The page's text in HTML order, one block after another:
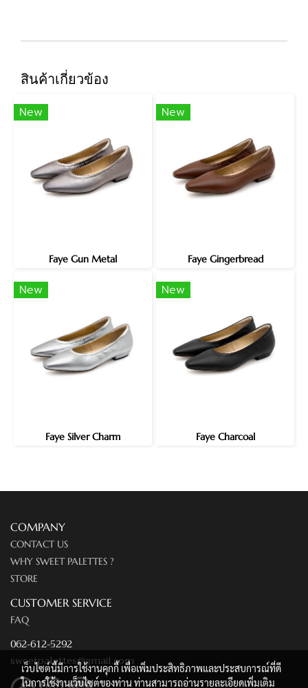
สินค้าเกี่ยวข้อง
New
Faye Gun Metal
New
Faye Gingerbread
New
Faye Silver Charm
New
Faye Charcoal
COMPANY
CONTACT US
WHY SWEET PALETTES ?
STORE
CUSTOMER SERVICE
FAQ
062-612-5292
sweetpalettes@gmail.com
เว็บไซต์นี้มีการใช้งานคุกกี้ เพื่อเพิ่มประสิทธิภาพและประสบการณ์ที่ดี
ในการใช้งานเว็บไซต์ของท่าน ท่านสามารถอ่านรายละเอียดเพิ่มเติม